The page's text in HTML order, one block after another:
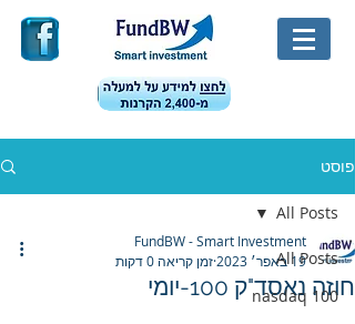
פוסט
All Posts
nasdaq 100
All Posts
חוזה נאסד"ק 100-יומי
FundBW - Smart Investment
19 באפר׳ 2023
זמן קריאה 0 דקות